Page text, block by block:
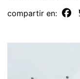
compartir en: